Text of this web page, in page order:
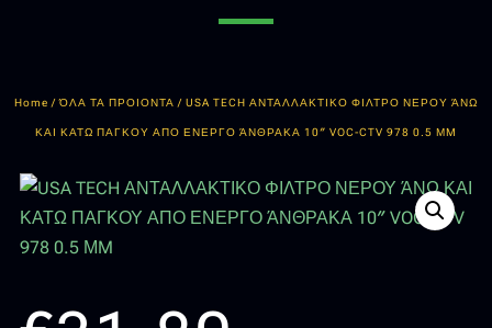
Home /ΌΛΑ ΤΑ ΠΡΟΙΟΝΤΑ / USA TECH ΑΝΤΑΛΛΑΚΤΙΚΟ ΦΙΛΤΡΟ ΝΕΡΟΥ ΆΝΩ
ΚΑΙ ΚΑΤΩ ΠΑΓΚΟΥ ΑΠΟ ΕΝΕΡΓΟ ΆΝΘΡΑΚΑ 10″ VOC-CTV 978 0.5 ΜM